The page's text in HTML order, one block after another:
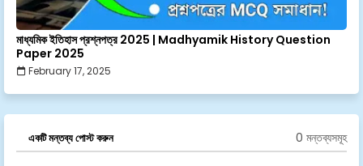
মাধ্যমিক ইতিহাস প্রশ্নপত্র 2025 | Madhyamik History Question
Paper 2025
February 17, 2025
একটি মন্তব্য পোস্ট করুন 0 মন্তব্যসমূহ